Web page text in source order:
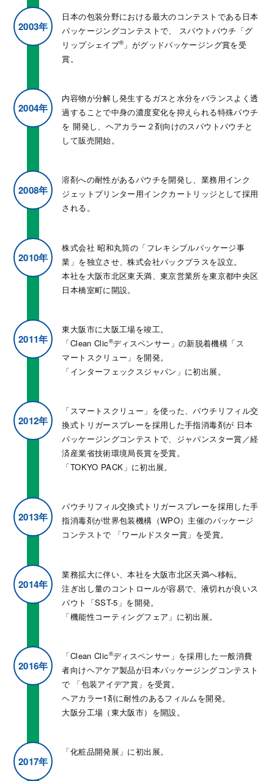
2003年
日本の包装分野における最大のコンテストである日本
パッケージングコンテストで、
スパウトパウチ「グ
リップシェイプ® 」がグッドパッケージング賞を受
賞。
2004年
内容物が分解し発生するガスと水分をバランスよく透
過することで中身の濃度変化を抑えられる特殊パウチ
を 開発し、ヘアカラー２剤向けのスパウトパウチと
して販売開始。
2008年
溶剤への耐性があるパウチを開発し、業務用インク
ジェットプリンター用インクカートリッジとして採用
される。
2010年
株式会社 昭和丸筒の「フレキシブルパッケージ事
業」を独立させ、株式会社パックプラスを設立。
本社を大阪市北区東天満、東京営業所を東京都中央区
日本橋室町に開設。
2011年
東大阪市に大阪工場を竣工。
「Clean Clic®ディスペンサー」の新脱着機構「ス
マートスクリュー」を開発。
「インターフェックスジャパン」に初出展。
2012年
「スマートスクリュー」を使った、パウチリフィル交
換式トリガースプレーを採用した手指消毒剤が 日本
パッケージングコンテストで、ジャパンスター賞／経
済産業省技術環境局長賞を受賞。
「TOKYO PACK」に初出展。
2013年
パウチリフィル交換式トリガースプレーを採用した手
指消毒剤が世界包装機構（WPO）主催のパッケージ
コンテストで 「ワールドスター賞」を受賞。
2014年
業務拡大に伴い、本社を大阪市北区天満へ移転。
注ぎ出し量のコントロールが容易で、液切れが良いス
パウト「SST-5」を開発。
「機能性コーティングフェア」に初出展。
2016年
「Clean Clic®ディスペンサー」を採用した一般消費
者向けヘアケア製品が日本パッケージングコンテスト
で 「包装アイデア賞」を受賞。
ヘアカラー1剤に耐性のあるフィルムを開発。
大阪分工場（東大阪市）を開設。
2017年
「化粧品開発展」に初出展。